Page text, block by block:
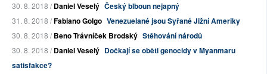
30. 8. 2018 /Daniel Veselý Český blboun nejapný
31. 8. 2018 /Fabiano Golgo Venezuelané jsou Syřané Jižní Ameriky
30. 8. 2018 /Beno Trávníček Brodský Stěhování národů
30. 8. 2018 /Daniel Veselý Dočkají se oběti genocidy v Myanmaru
satisfakce?